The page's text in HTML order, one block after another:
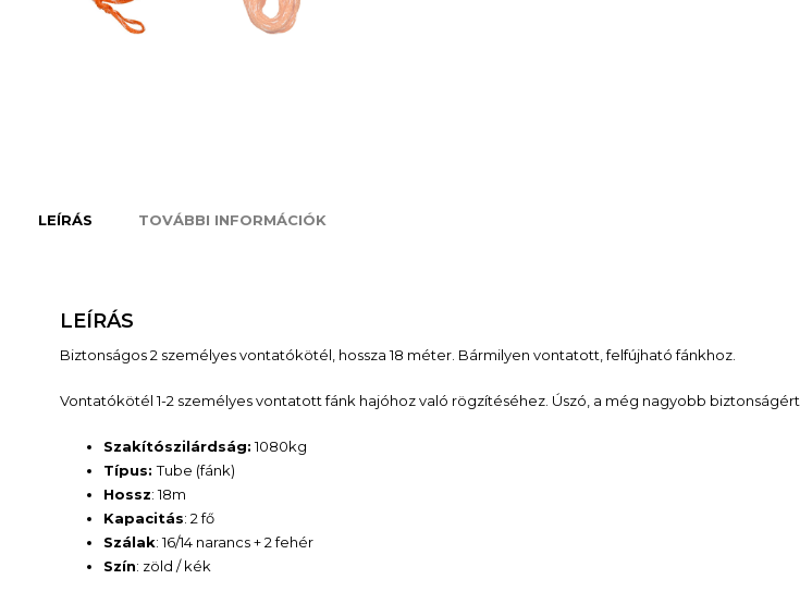
LEÍRÁS TOVÁBBI INFORMÁCIÓK
LEÍRÁS
Biztonságos 2 személyes vontatókötél, hossza 18 méter. Bármilyen vontatott, felfújható fánkhoz.
Vontatókötél 1-2 személyes vontatott fánk hajóhoz való rögzítéséhez. Úszó, a még nagyobb biztonságért.
Szakítószilárdság:1080kg
Típus:Tube (fánk)
Hossz: 18m
Kapacitás: 2 fő
Szálak: 16/14 narancs + 2 fehér
Szín: zöld / kék